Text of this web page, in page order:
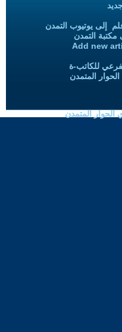
إلى يوتيوب التمدن
مكتبة التمدن
Add new
للكاتب-ة
المتمدن
الحوار المتمدن